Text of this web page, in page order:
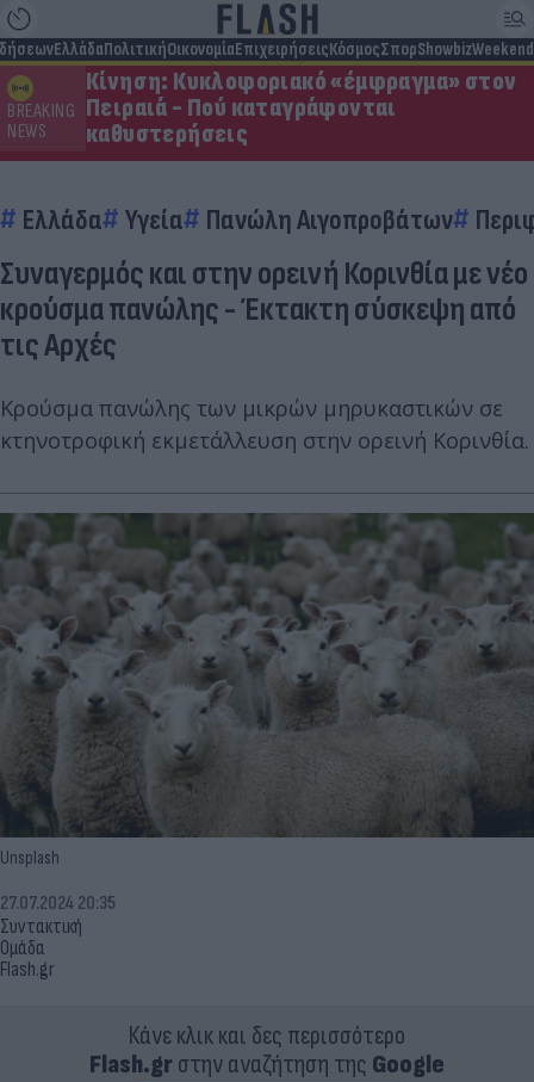
ΕλλάδαΠολιτικήΟικονομίαΕπιχειρήσειςΚόσμοςΣπορShowbizWeekend
BREAKING
NEWS
Κίνηση: Κυκλοφοριακό «έμφραγμα» στον
Πειραιά - Πού καταγράφονται
καθυστερήσεις
Ελλάδα Υγεία Πανώλη Αιγοπροβάτων
Συναγερμός και στην ορεινή Κορινθία με νέο
κρούσμα πανώλης - Έκτακτη σύσκεψη από
τις Αρχές
Κρούσμα πανώλης των μικρών μηρυκαστικών σε
κτηνοτροφική εκμετάλλευση στην ορεινή Κορινθία.
Unsplash
Συντακτική
Ομάδα
Flash.gr
27.07.2024 20:35
Κάνε κλικ και δες περισσότερο
Flash.grστην αναζήτηση της Google